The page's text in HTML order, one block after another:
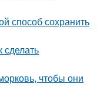
способ сохранить
сделать
чтобы они